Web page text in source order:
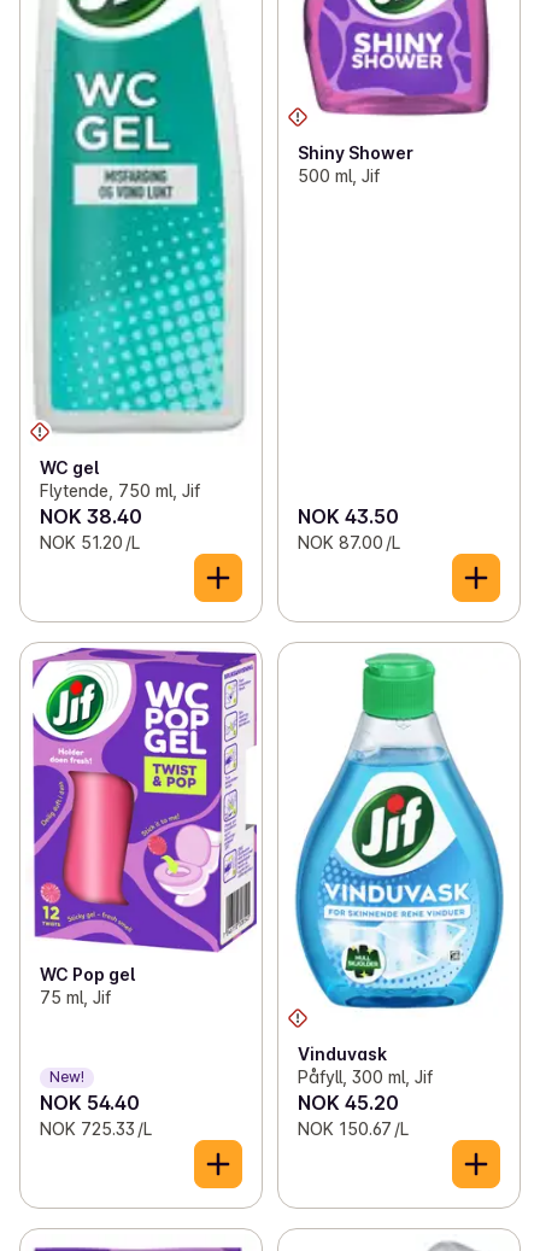
WC gel
Flytende, 750 ml, Jif
NOK 38.40
NOK 51.20 /L
Shiny Shower
500 ml, Jif
NOK 43.50
NOK 87.00 /L
WC Pop gel
75 ml, Jif
New!
NOK 54.40
NOK 725.33 /L
Vinduvask
Påfyll, 300 ml, Jif
NOK 45.20
NOK 150.67 /L